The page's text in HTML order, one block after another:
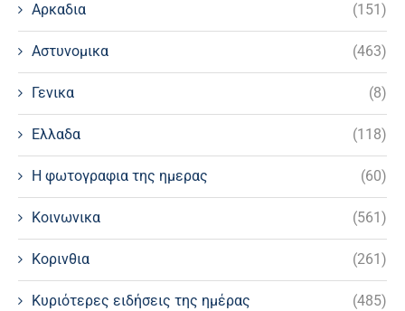
Αρκαδια (151)
Αστυνομικα (463)
Γενικα (8)
Ελλαδα (118)
Η φωτογραφια της ημερας (60)
Κοινωνικα (561)
Κορινθια (261)
Κυριότερες ειδήσεις της ημέρας (485)